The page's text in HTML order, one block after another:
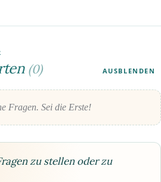
(0) AUSBLENDEN
Fragen. Sei die Erste!
zu stellen oder zu